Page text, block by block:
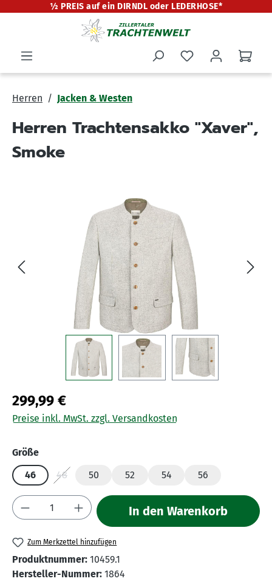
springen
½ PREIS auf ein DIRNDL oder LEDERHOSE*
Herren Jacken & Westen
Herren Trachtensakko "Xaver",
Smoke
Bildergalerie überspringen
299,99 €
Preise inkl. MwSt. zzgl. Versandkosten
Größeauswählen
46
48 50 52 54 56
Produkt Anzahl: Gib den gewünschten
In den Warenkorb
Zum Merkzettel hinzufügen
Produktnummer: 10459.1
Hersteller-Nummer: 1864